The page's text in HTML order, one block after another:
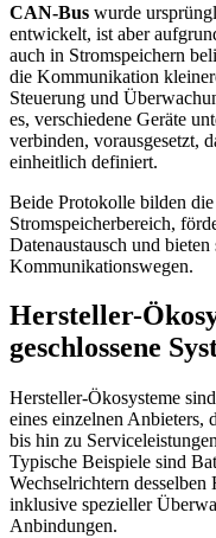
CAN-Bus wurde
entwickelt, ist aber
auch in Stromspeichern
die Kommunikation
Steuerung und
es, verschiedene Geräte
verbinden, vorausgesetzt,
einheitlich definiert.
Beide Protokolle bilden
Stromspeicherbereich,
Datenaustausch und
Kommunikationswegen.
Hersteller-
geschlossene
Hersteller-Ökosysteme
eines einzelnen Anbieters,
bis hin zu
Typische Beispiele sind
Wechselrichtern
inklusive spezieller
Anbindungen.